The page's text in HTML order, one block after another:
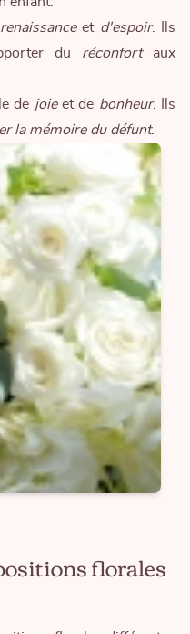
renaissanceet d'espoir. Ils
du réconfort aux
de joieet de bonheur. Ils
la mémoire du défunt.
florales